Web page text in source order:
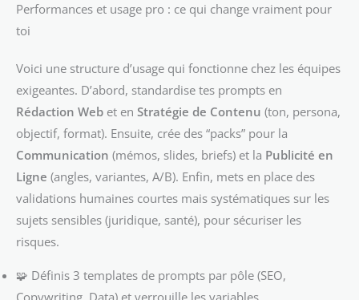
Performances et usage pro : ce qui change vraiment pour
toi
Voici une structure d’usage qui fonctionne chez les équipes
exigeantes. D’abord, standardise tes prompts en
Rédaction Web et en Stratégie de Contenu (ton, persona,
objectif, format). Ensuite, crée des “packs” pour la
Communication (mémos, slides, briefs) et la Publicité en
Ligne (angles, variantes, A/B). Enfin, mets en place des
validations humaines courtes mais systématiques sur les
sujets sensibles (juridique, santé), pour sécuriser les
risques.
🧩 Définis 3 templates de prompts par pôle (SEO,
Copywriting, Data) et verrouille les variables.